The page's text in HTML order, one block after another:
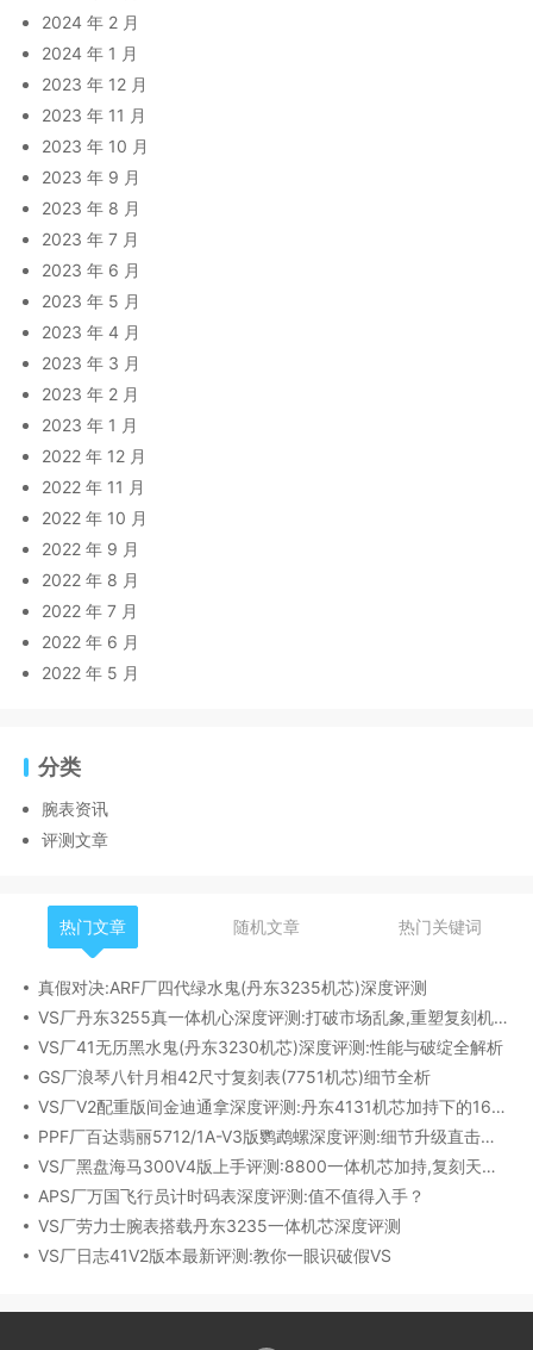
2024 年 2 月
2024 年 1 月
2023 年 12 月
2023 年 11 月
2023 年 10 月
2023 年 9 月
2023 年 8 月
2023 年 7 月
2023 年 6 月
2023 年 5 月
2023 年 4 月
2023 年 3 月
2023 年 2 月
2023 年 1 月
2022 年 12 月
2022 年 11 月
2022 年 10 月
2022 年 9 月
2022 年 8 月
2022 年 7 月
2022 年 6 月
2022 年 5 月
分类
腕表资讯
评测文章
热门文章 随机文章 热门关键词
真假对决:ARF厂四代绿水鬼(丹东3235机芯)深度评测
VS厂丹东3255真一体机心深度评测:打破市场乱象,重塑复刻机芯新标杆​
VS厂41无历黑水鬼(丹东3230机芯)深度评测:性能与破绽全解析
GS厂浪琴八针月相42尺寸复刻表(7751机芯)细节全析
VS厂V2配重版间金迪通拿深度评测:丹东4131机芯加持下的165克精密之作​
PPF厂百达翡丽5712/1A-V3版鹦鹉螺深度评测:细节升级直击正品
VS厂黑盘海马300V4版上手评测:8800一体机芯加持,复刻天花板实至名归?
APS厂万国飞行员计时码表深度评测:值不值得入手？
VS厂劳力士腕表搭载丹东3235一体机芯深度评测
VS厂日志41V2版本最新评测:教你一眼识破假VS